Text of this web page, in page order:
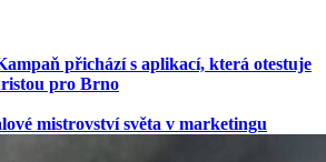
přichází s aplikací, která otestuje
pro Brno
mistrovství světa v marketingu